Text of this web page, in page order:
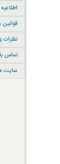
نظرات
تماس
سایت